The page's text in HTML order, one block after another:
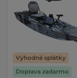
Výhodné splátky
Doprava zadarmo